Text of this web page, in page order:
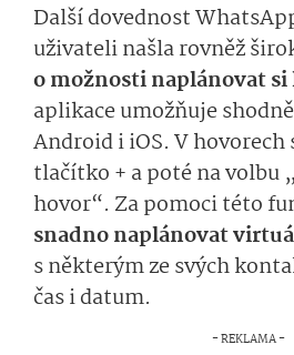
Další dovednost
uživateli našla rovněž
o možnosti naplánovat si
aplikace umožňuje
Android i iOS. V
tlačítko + a poté na volbu
hovor“. Za pomoci této
snadno naplánovat
s některým ze svých
čas i datum.